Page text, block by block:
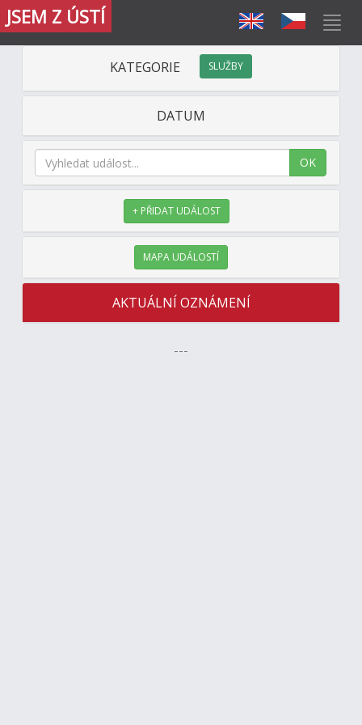
JSEM Z ÚSTÍ
KATEGORIE SLUŽBY
DATUM
OK
+ PŘIDAT UDÁLOST
MAPA UDÁLOSTÍ
AKTUÁLNÍ OZNÁMENÍ
---